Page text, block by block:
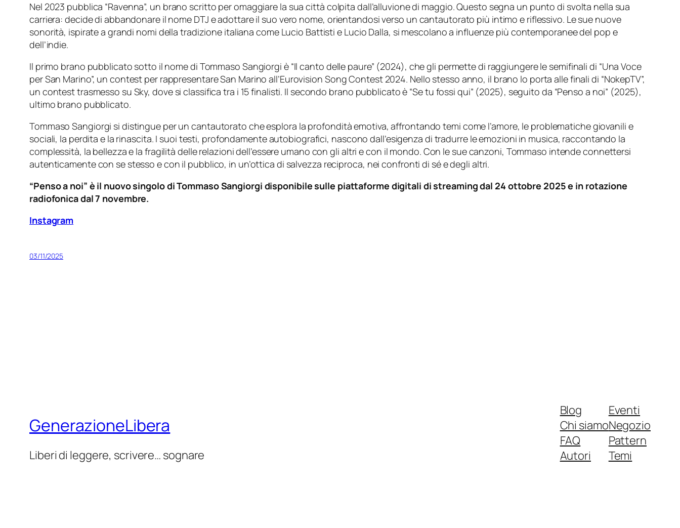
Nel 2023 pubblica “Ravenna”, un brano scritto per omaggiare la sua città colpita dall’alluvione di maggio. Questo segna un punto di svolta nella sua
carriera: decide di abbandonare il nome DTJ e adottare il suo vero nome, orientandosi verso un cantautorato più intimo e riflessivo. Le sue nuove
sonorità, ispirate a grandi nomi della tradizione italiana come Lucio Battisti e Lucio Dalla, si mescolano a influenze più contemporanee del pop e
dell’indie.
Il primo brano pubblicato sotto il nome di Tommaso Sangiorgi è “Il canto delle paure” (2024), che gli permette di raggiungere le semifinali di “Una Voce
per San Marino”, un contest per rappresentare San Marino all’Eurovision Song Contest 2024. Nello stesso anno, il brano lo porta alle finali di “NokepTV”,
un contest trasmesso su Sky, dove si classifica tra i 15 finalisti. Il secondo brano pubblicato è “Se tu fossi qui” (2025), seguito da “Penso a noi” (2025),
ultimo brano pubblicato.
Tommaso Sangiorgi si distingue per un cantautorato che esplora la profondità emotiva, affrontando temi come l’amore, le problematiche giovanili e
sociali, la perdita e la rinascita. I suoi testi, profondamente autobiografici, nascono dall’esigenza di tradurre le emozioni in musica, raccontando la
complessità, la bellezza e la fragilità delle relazioni dell’essere umano con gli altri e con il mondo. Con le sue canzoni, Tommaso intende connettersi
autenticamente con se stesso e con il pubblico, in un’ottica di salvezza reciproca, nei confronti di sé e degli altri.
“Penso a noi” è il nuovo singolo di Tommaso Sangiorgi disponibile sulle piattaforme digitali di streaming dal 24 ottobre 2025 e in rotazione
radiofonica dal 7 novembre.
Instagram
03/11/2025
GenerazioneLibera
Liberi di leggere, scrivere… sognare
Blog
Chi siamo
FAQ
Autori
Eventi
Negozio
Pattern
Temi